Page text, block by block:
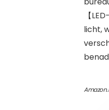
【
licht,